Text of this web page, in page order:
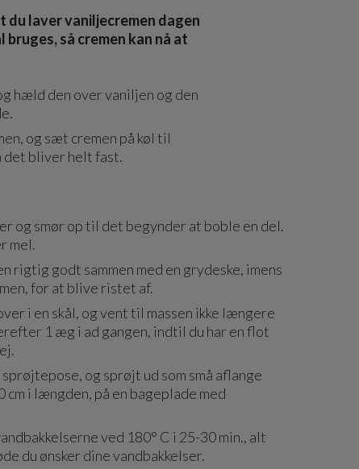
du laver vaniljecremen dagen
så cremen kan nå at
hæld den over vaniljen og den
og sæt cremen på køl til
det bliver helt fast.
og smør op til det begynder at boble en del.
mel.
rigtig godt sammen med en grydeske, imens
for at blive ristet af.
i en skål, og vent til massen ikke længere
1 æg i ad gangen, indtil du har en flot
sprøjtepose, og sprøjt ud som små aflange
cm i længden, på en bageplade med
ved 180° C i 25-30 min., alt
du ønsker dine vandbakkelser.